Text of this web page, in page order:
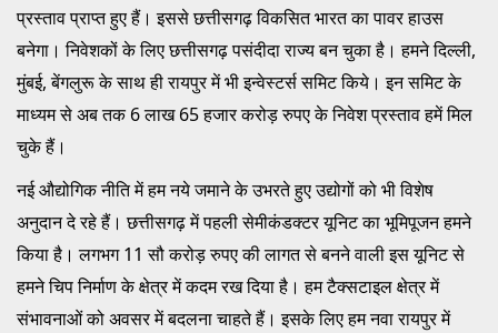
प्रस्ताव प्राप्त हुए हैं। इससे छत्तीसगढ़ विकसित भारत का पावर हाउस
बनेगा। निवेशकों के लिए छत्तीसगढ़ पसंदीदा राज्य बन चुका है। हमने दिल्ली,
मुंबई, बेंगलुरू के साथ ही रायपुर में भी इन्वेस्टर्स समिट किये। इन समिट के
माध्यम से अब तक 6 लाख 65 हजार करोड़ रुपए के निवेश प्रस्ताव हमें मिल
चुके हैं।
नई औद्योगिक नीति में हम नये जमाने के उभरते हुए उद्योगों को भी विशेष
अनुदान दे रहे हैं। छत्तीसगढ़ में पहली सेमीकंडक्टर यूनिट का भूमिपूजन हमने
किया है। लगभग 11 सौ करोड़ रुपए की लागत से बनने वाली इस यूनिट से
हमने चिप निर्माण के क्षेत्र में कदम रख दिया है। हम टैक्सटाइल क्षेत्र में
संभावनाओं को अवसर में बदलना चाहते हैं। इसके लिए हम नवा रायपुर में